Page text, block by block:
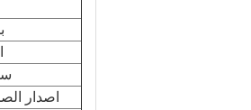
اصدار